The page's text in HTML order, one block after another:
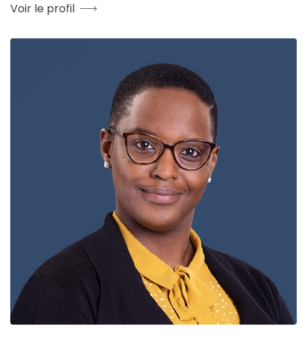
Voir le profil